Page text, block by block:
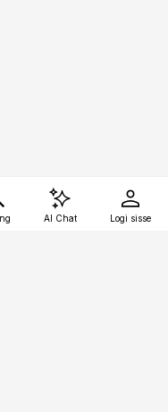
AI Chat Logi sisse